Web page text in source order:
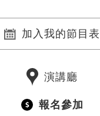
加入我的節目表
演講廳
報名參加